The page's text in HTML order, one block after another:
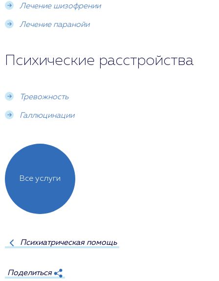
Лечение шизофрении
Лечение паранойи
Психические расстройства
Тревожность
Галлюцинации
Все услуги
Психиатрическая помощь
Поделиться